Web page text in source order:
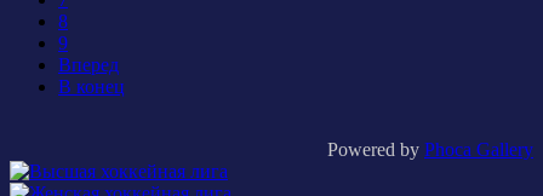
8
9
Вперед
В конец
Powered by Phoca Gallery